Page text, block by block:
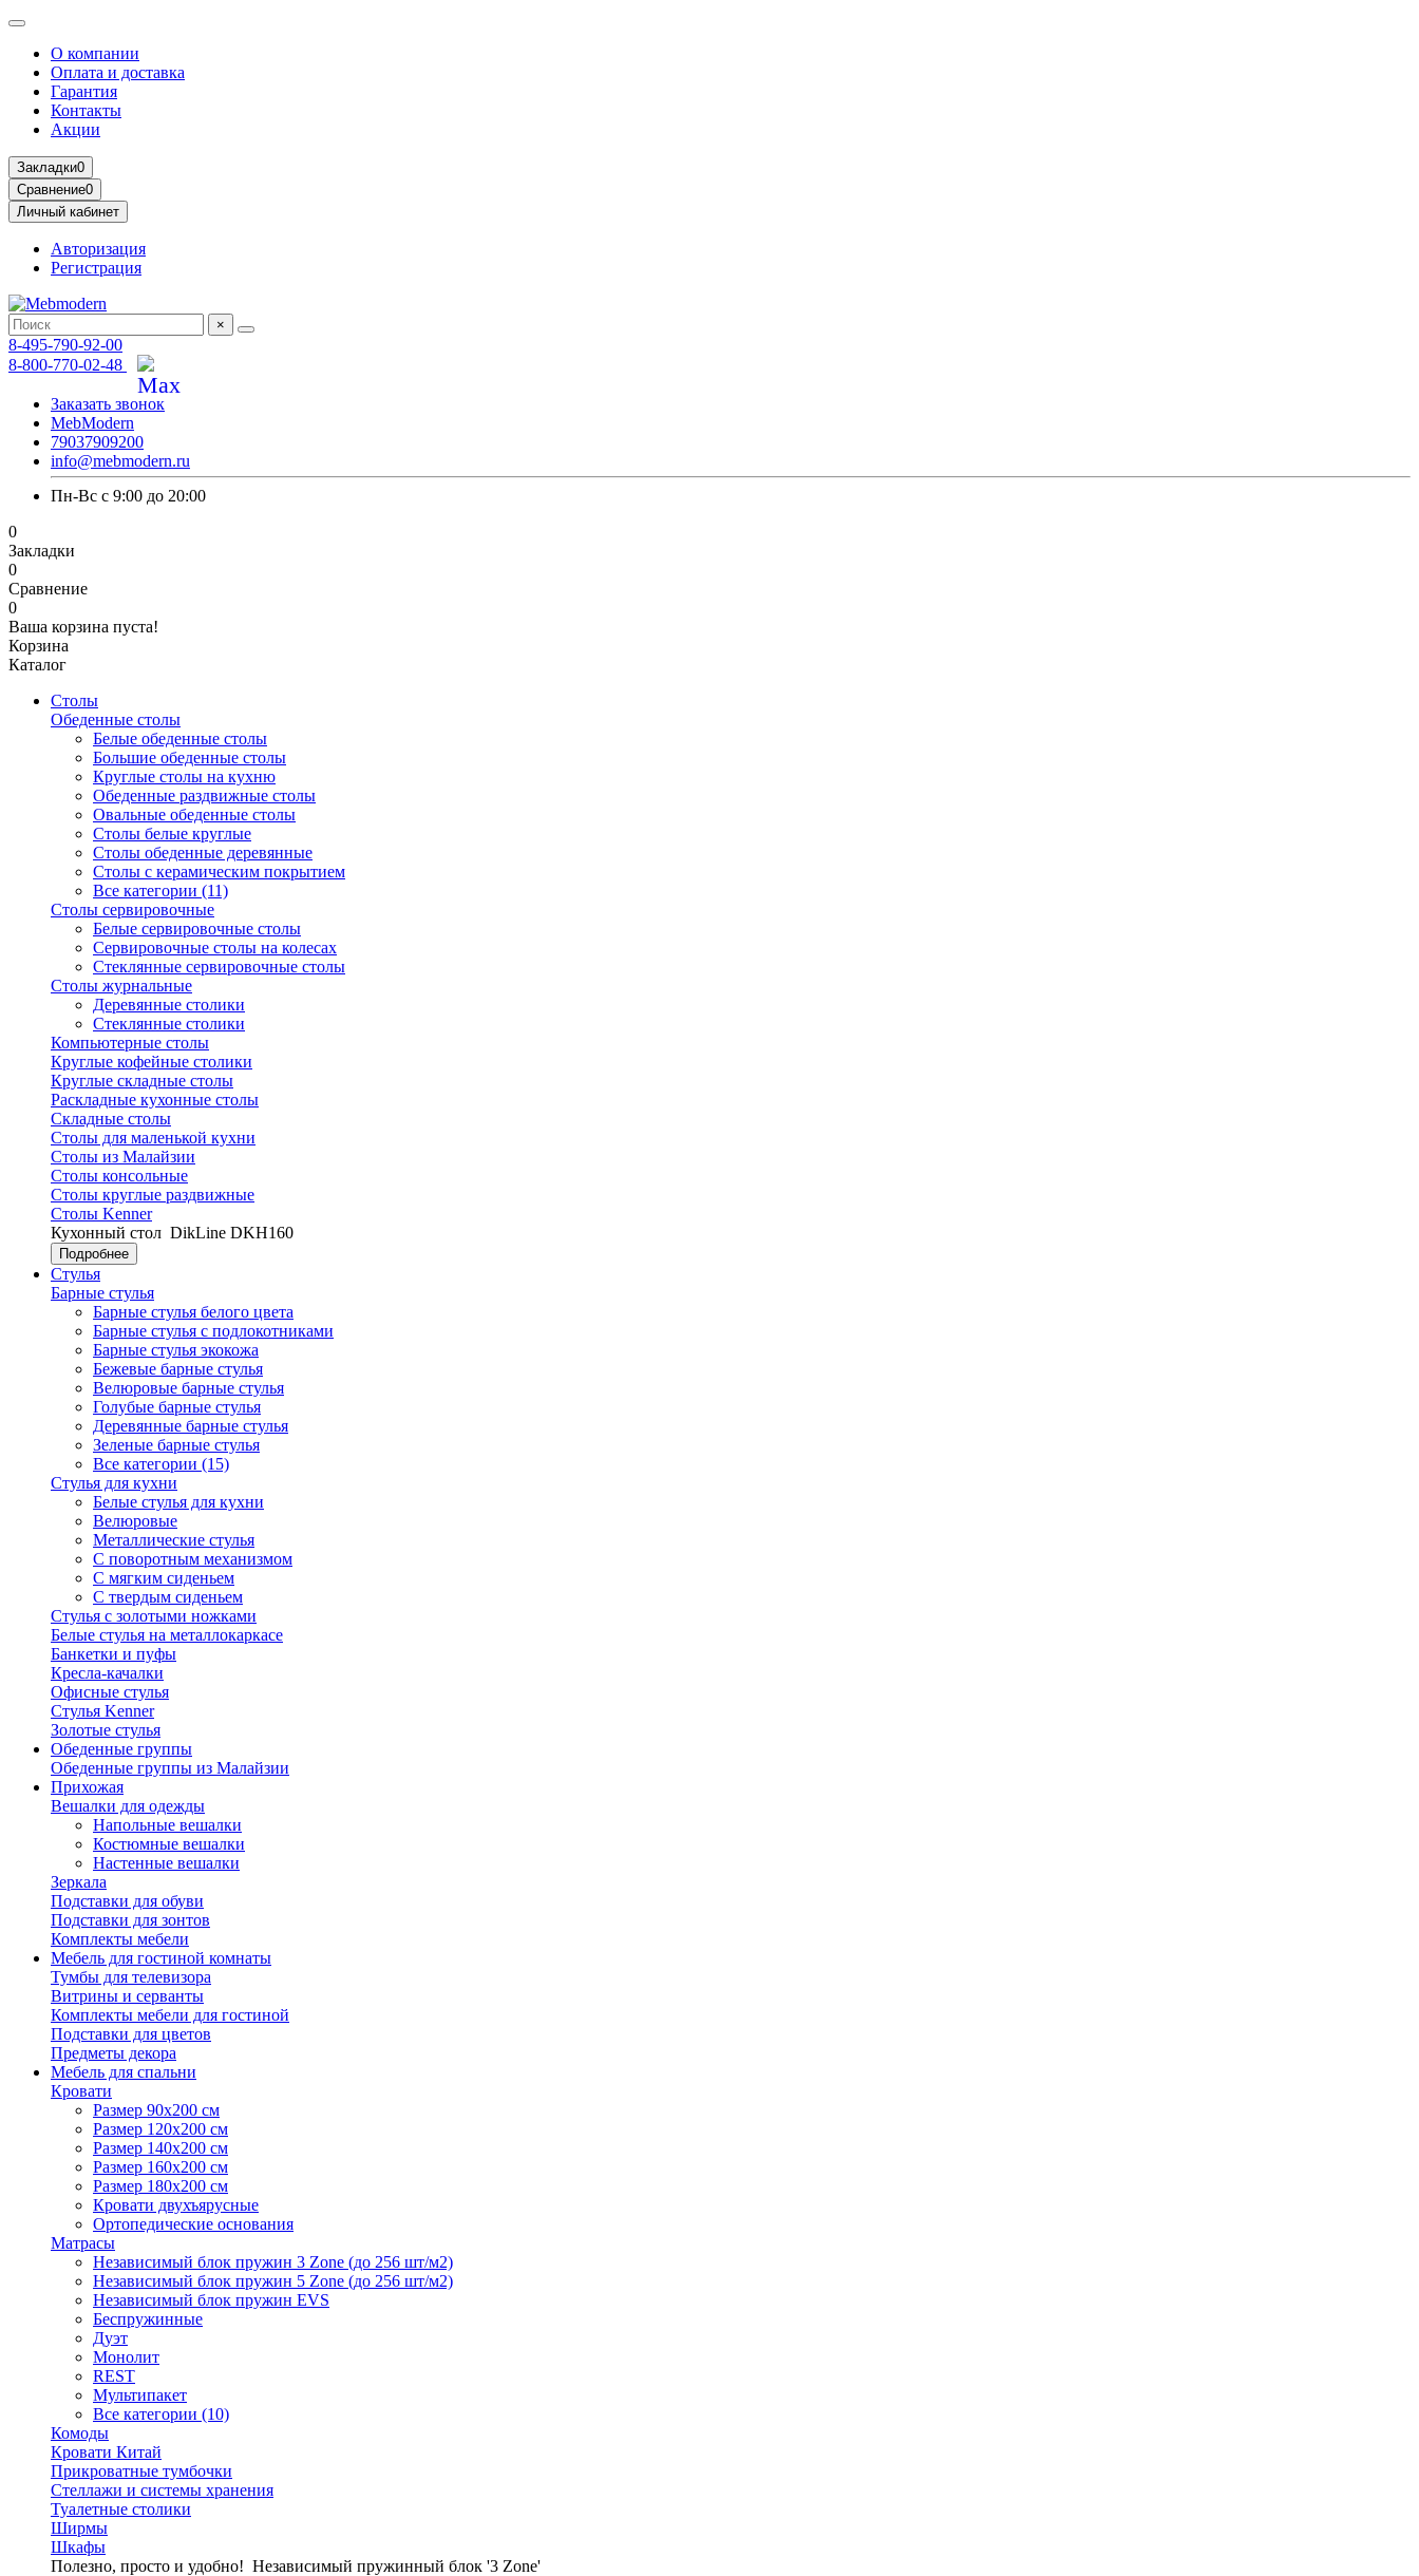
О компании
Оплата и доставка
Гарантия
Контакты
Акции
Закладки0
Сравнение0
Личный кабинет
Авторизация
Регистрация
×
8-495-790-92-00
8-800-770-02-48
Заказать звонок
MebModern
79037909200
info@mebmodern.ru
Пн-Вс с 9:00 до 20:00
0
Закладки
0
Сравнение
0
Ваша корзина пуста!
Корзина
Каталог
Столы
Обеденные столы
Белые обеденные столы
Большие обеденные столы
Круглые столы на кухню
Обеденные раздвижные столы
Овальные обеденные столы
Столы белые круглые
Столы обеденные деревянные
Столы с керамическим покрытием
Все категории (11)
Столы сервировочные
Белые сервировочные столы
Сервировочные столы на колесах
Стеклянные сервировочные столы
Столы журнальные
Деревянные столики
Стеклянные столики
Компьютерные столы
Круглые кофейные столики
Круглые складные столы
Раскладные кухонные столы
Складные столы
Столы для маленькой кухни
Столы из Малайзии
Столы консольные
Столы круглые раздвижные
Столы Kenner
Кухонный стол DikLine DKH160
Подробнее
Стулья
Барные стулья
Барные стулья белого цвета
Барные стулья с подлокотниками
Барные стулья экокожа
Бежевые барные стулья
Велюровые барные стулья
Голубые барные стулья
Деревянные барные стулья
Зеленые барные стулья
Все категории (15)
Стулья для кухни
Белые стулья для кухни
Велюровые
Металлические стулья
С поворотным механизмом
С мягким сиденьем
С твердым сиденьем
Стулья с золотыми ножками
Белые стулья на металлокаркасе
Банкетки и пуфы
Кресла-качалки
Офисные стулья
Стулья Kenner
Золотые стулья
Обеденные группы
Обеденные группы из Малайзии
Прихожая
Вешалки для одежды
Напольные вешалки
Костюмные вешалки
Настенные вешалки
Зеркала
Подставки для обуви
Подставки для зонтов
Комплекты мебели
Мебель для гостиной комнаты
Тумбы для телевизора
Витрины и серванты
Комплекты мебели для гостиной
Подставки для цветов
Предметы декора
Мебель для спальни
Кровати
Размер 90х200 см
Размер 120х200 см
Размер 140х200 см
Размер 160х200 см
Размер 180х200 см
Кровати двухъярусные
Ортопедические основания
Матрасы
Независимый блок пружин 3 Zone (до 256 шт/м2)
Независимый блок пружин 5 Zone (до 256 шт/м2)
Независимый блок пружин EVS
Беспружинные
Дуэт
Монолит
REST
Мультипакет
Все категории (10)
Комоды
Кровати Китай
Прикроватные тумбочки
Стеллажи и системы хранения
Туалетные столики
Ширмы
Шкафы
Полезно, просто и удобно! Независимый пружинный блок '3 Zone'